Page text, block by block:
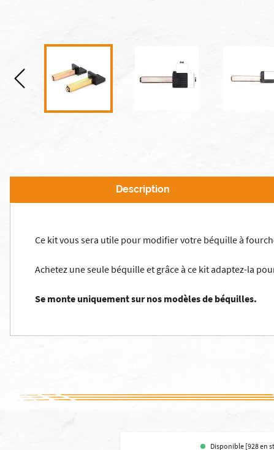
Description
Ce kit vous sera utile pour modifier votre béquille à
Achetez une seule béquille et grâce à ce kit adaptez-la
Se monte uniquement sur nos modèles de béquilles.
Disponible [928 en